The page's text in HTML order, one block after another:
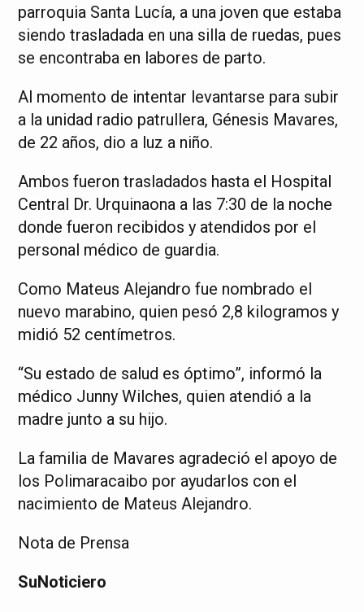
parroquia Santa Lucía, a una joven que estaba
siendo trasladada en una silla de ruedas, pues
se encontraba en labores de parto.
Al momento de intentar levantarse para subir
a la unidad radio patrullera, Génesis Mavares,
de 22 años, dio a luz a niño.
Ambos fueron trasladados hasta el Hospital
Central Dr. Urquinaona a las 7:30 de la noche
donde fueron recibidos y atendidos por el
personal médico de guardia.
Como Mateus Alejandro fue nombrado el
nuevo marabino, quien pesó 2,8 kilogramos y
midió 52 centímetros.
“Su estado de salud es óptimo”, informó la
médico Junny Wilches, quien atendió a la
madre junto a su hijo.
La familia de Mavares agradeció el apoyo de
los Polimaracaibo por ayudarlos con el
nacimiento de Mateus Alejandro.
Nota de Prensa
SuNoticiero